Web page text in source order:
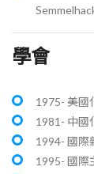
學會
1975- 美國
1981- 中國
1994- 國際
1995- 國際